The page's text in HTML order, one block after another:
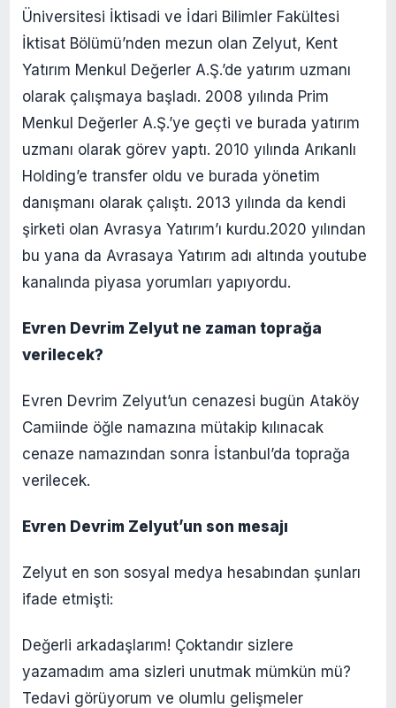
Üniversitesi İktisadi ve İdari Bilimler Fakültesi
İktisat Bölümü’nden mezun olan Zelyut, Kent
Yatırım Menkul Değerler A.Ş.’de yatırım uzmanı
olarak çalışmaya başladı. 2008 yılında Prim
Menkul Değerler A.Ş.’ye geçti ve burada yatırım
uzmanı olarak görev yaptı. 2010 yılında Arıkanlı
Holding’e transfer oldu ve burada yönetim
danışmanı olarak çalıştı. 2013 yılında da kendi
şirketi olan Avrasya Yatırım’ı kurdu.2020 yılından
bu yana da Avrasaya Yatırım adı altında youtube
kanalında piyasa yorumları yapıyordu.
Evren Devrim Zelyut ne zaman toprağa
verilecek?
Evren Devrim Zelyut’un cenazesi bugün Ataköy
Camiinde öğle namazına mütakip kılınacak
cenaze namazından sonra İstanbul’da toprağa
verilecek.
Evren Devrim Zelyut’un son mesajı
Zelyut en son sosyal medya hesabından şunları
ifade etmişti:
Değerli arkadaşlarım! Çoktandır sizlere
yazamadım ama sizleri unutmak mümkün mü?
Tedavi görüyorum ve olumlu gelişmeler